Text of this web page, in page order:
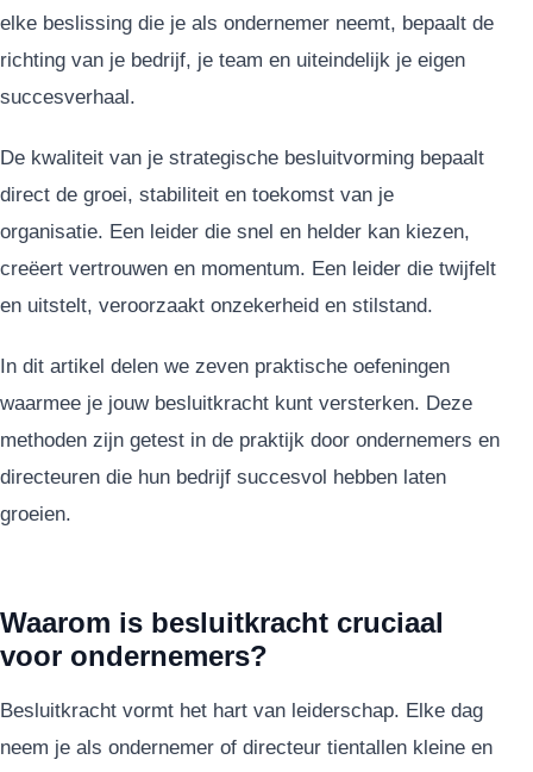
elke beslissing die je als ondernemer neemt, bepaalt de
richting van je bedrijf, je team en uiteindelijk je eigen
succesverhaal.
De kwaliteit van je strategische besluitvorming bepaalt
direct de groei, stabiliteit en toekomst van je
organisatie. Een leider die snel en helder kan kiezen,
creëert vertrouwen en momentum. Een leider die twijfelt
en uitstelt, veroorzaakt onzekerheid en stilstand.
In dit artikel delen we zeven praktische oefeningen
waarmee je jouw besluitkracht kunt versterken. Deze
methoden zijn getest in de praktijk door ondernemers en
directeuren die hun bedrijf succesvol hebben laten
groeien.
Waarom is besluitkracht cruciaal
voor ondernemers?
Besluitkracht vormt het hart van leiderschap. Elke dag
neem je als ondernemer of directeur tientallen kleine en